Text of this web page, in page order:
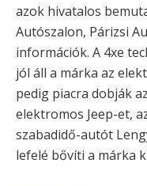
azok hivatalos
Autószalon, Párizsi
információk. A 4xe
jól áll a márka az
pedig piacra dobják
elektromos Jeep-et,
szabadidő-autót
lefelé bővíti a márka